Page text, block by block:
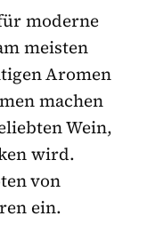
moderne
meisten
Aromen
machen
Wein,
wird.
von
ein.